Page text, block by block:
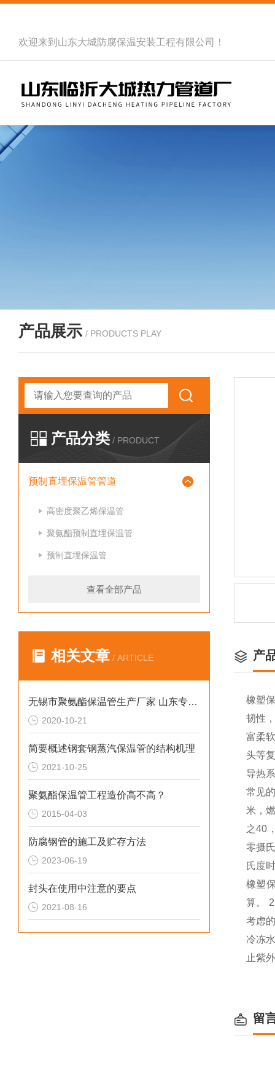
欢迎来到 山东大城防腐保温安装工程有限公司 ！
产品展示 / PRODUCTS PLAY
产品分类 / PRODUCT
预制直埋保温管管道
高密度聚乙烯保温管
聚氨酯预制直埋保温管
预制直埋保温管
查看全部产品
相关文章 / ARTICLE
无锡市聚氨酯保温管生产厂家 山东专业防腐保温材料
2020-10-21
简要概述钢套钢蒸汽保温管的结构机理
2021-10-25
聚氨酯保温管工程造价高不高？
2015-04-03
防腐钢管的施工及贮存方法
2023-06-19
封头在使用中注意的要点
2021-08-16
产
橡塑
韧性
富柔
头等
导热
常见
米，
之40
零摄
氏度
橡塑
算。
考虑
冷冻
止紫
留